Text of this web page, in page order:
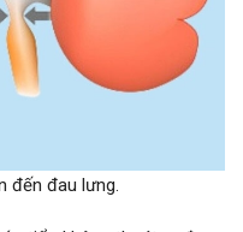
đến đau lưng.